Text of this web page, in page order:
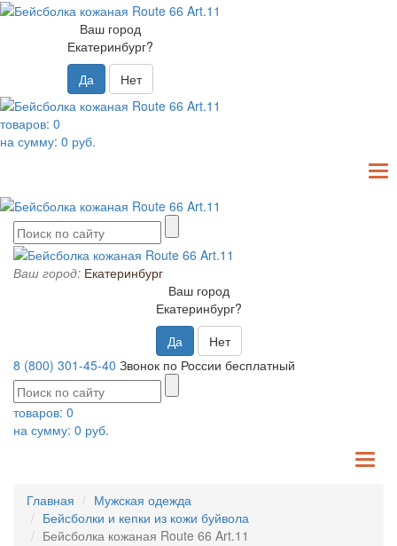
Ваш город
Екатеринбург?
Да
Нет
товаров: 0
на сумму: 0 руб.
Ваш город: Екатеринбург
Ваш город
Екатеринбург?
Да
Нет
8 (800) 301-45-40 Звонок по России бесплатный
товаров: 0
на сумму: 0 руб.
Главная
Мужская одежда
Бейсболки и кепки из кожи буйвола
Бейсболка кожаная Route 66 Art.11